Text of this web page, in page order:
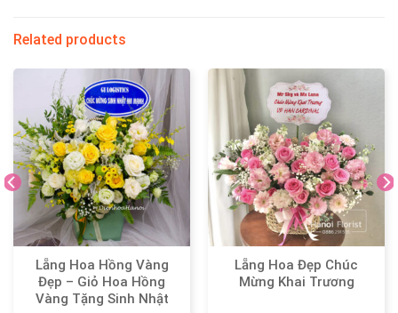
Related products
Lẵng Hoa Hồng Vàng
Đẹp – Giỏ Hoa Hồng
Vàng Tặng Sinh Nhật
Lẵng Hoa Đẹp Chúc
Mừng Khai Trương